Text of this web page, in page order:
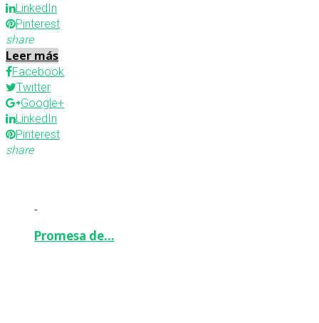
LinkedIn
Pinterest
share
Leer más
Facebook
Twitter
Google+
LinkedIn
Pinterest
share
-
Promesa de…